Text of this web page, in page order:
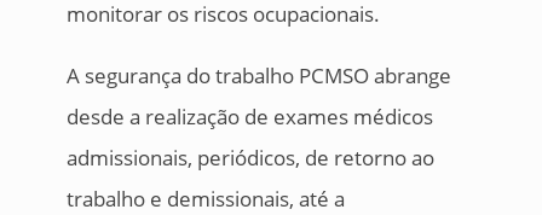
monitorar os riscos ocupacionais.
A segurança do trabalho PCMSO abrange
desde a realização de exames médicos
admissionais, periódicos, de retorno ao
trabalho e demissionais, até a